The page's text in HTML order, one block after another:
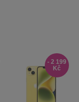
- 2 199
Kč